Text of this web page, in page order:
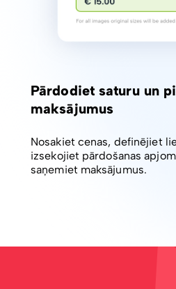
Pārdodiet saturu un
maksājumus
Nosakiet cenas, definējiet
izsekojiet pārdošanas
saņemiet maksājumus.